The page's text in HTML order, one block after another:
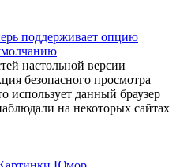
поддерживает опцию
настольной версии
безопасного просмотра
использует данный браузер
на некоторых сайтах